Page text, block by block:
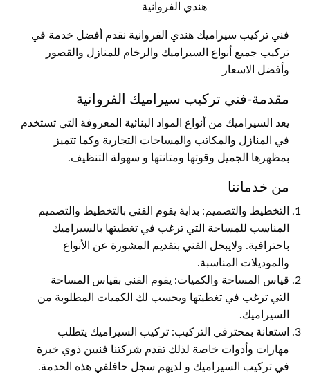
هندي الفروانية
فني تركيب سيراميك هندي الفروانية نقدم أفضل خدمة في
تركيب جميع أنواع السيراميك والرخام للمنازل والقصور
وأفضل الاسعار
مقدمة-فني تركيب سيراميك الفروانية
يعد السيراميك من أنواع المواد البنائية المعروفة التي تستخدم
في المنازل والمكاتب والمساحات التجارية وكما تتميز
بمظهرها الجميل وقوتها ومتانتها و سهولة التنظيف.
من خدماتنا
التخطيط والتصميم: بداية يقوم الفني بالتخطيط والتصميم
المناسب للمساحة التي ترغب في تغطيتها بالسيراميك
باحترافية. ولايبخل الفني بتقديم المشورة عن الأنواع
والموديلات المناسبة.
قياس المساحة والكميات: يقوم الفني بقياس المساحة
التي ترغب في تغطيتها ويحسب لك الكميات المطلوبة من
السيراميك.
استعانة بمحترفي التركيب: تركيب السيراميك يتطلب
مهارات وأدوات خاصة لذلك تقدم شركتنا فنيين ذوي خبرة
في تركيب السيراميك و لديهم سجل حافلفي هذه الخدمة.